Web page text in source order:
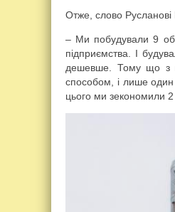
Отже, слово Русланові
– Ми побудували 9
підприємства. І
дешевше. Тому що з
способом, і лише
цього ми зекономили 2